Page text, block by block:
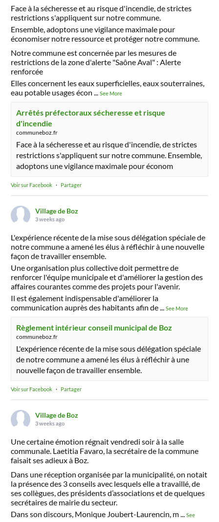
Face à la sécheresse et au risque d'incendie, de strictes
restrictions s'appliquent sur notre commune.
Ensemble, adoptons une vigilance maximale pour
économiser notre ressource et protéger notre commune.
Notre commune est concernée par les mesures de
restrictions de la zone d'alerte "Saône Aval" : Alerte
renforcée
Elles concernent les eaux superficielles, eaux souterraines,
eau potable usages écon ...See More
Arrêtés préfectoraux sécheresse et risque
d'incendie
communeboz.fr
Face à la sécheresse et au risque d'incendie, de strictes
restrictions s'appliquent sur notre commune. Ensemble,
adoptons une vigilance maximale pour économ
Voir sur Facebook · Partager
Village de Boz
3 weeks ago
L'expérience récente de la mise sous délégation spéciale de
notre commune a amené les élus à réfléchir à une nouvelle
façon de travailler ensemble.
Une organisation plus collective doit permettre de
renforcer l'équipe municipale et d'améliorer la gestion des
affaires courantes comme des projets pour l'avenir.
Il est également indispensable d'améliorer la
communication auprès des habitants afin de...See More
Règlement intérieur conseil municipal de Boz
communeboz.fr
L'expérience récente de la mise sous délégation spéciale
de notre commune a amené les élus à réfléchir à une
nouvelle façon de travailler ensemble.
Voir sur Facebook · Partager
Village de Boz
3 weeks ago
Une certaine émotion régnait vendredi soir à la salle
communale. Laetitia Favaro, la secrétaire de la commune
faisait ses adieux à Boz.
Dans une réception organisée par la municipalité, on notait
la présence des 3 conseils avec lesquels elle a travaillé, de
ses collègues, des présidents d’associations et de quelques
secrétaires de mairie du secteur.
Dans son discours, Monique Joubert-Laurencin, m...See